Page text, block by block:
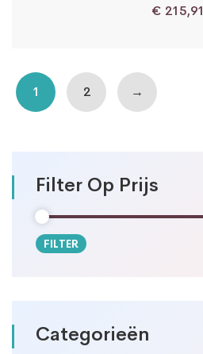
Filter Op Prijs
Min.
Max.
FILTER
Categorieën
€ 215,91
1 2 →